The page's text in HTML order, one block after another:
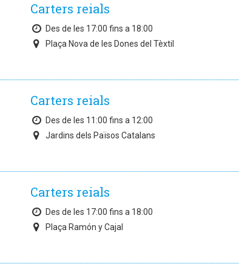
Carters reials
Des de les 17:00 fins a 18:00
Plaça Nova de les Dones del Tèxtil
Carters reials
Des de les 11:00 fins a 12:00
Jardins dels Països Catalans
Carters reials
Des de les 17:00 fins a 18:00
Plaça Ramón y Cajal